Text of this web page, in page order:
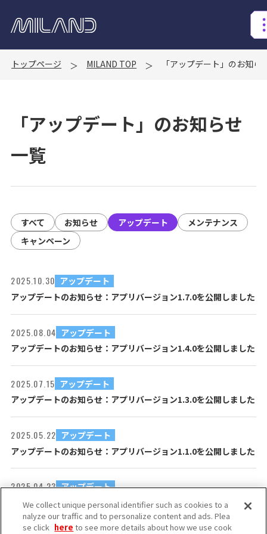
ログイン
Concept
コンテンツ
Download仕様
トップページ MILAND TOP 「アップデート」のお知ら
「アップデート」のお知らせ
一覧
すべて お知らせ アップデート
メンテナンス
キャンペーン
2025.10.30 アップデート
アップデートのお知らせ：アプリバージョン1.7.0を公開しました
2025.08.04 アップデート
アップデートのお知らせ：アプリバージョン1.4.0を公開しました
2025.07.15 アップデート
アップデートのお知らせ：アプリバージョン1.3.0を公開しました
2025.05.22 アップデート
アップデートのお知らせ：アプリバージョン1.1.0を公開しました
2025.04.23 アップデート
アップデートのお知らせ：ステッカー販売開始
We collect unique personal identifier such as cookies to a
nalyze our traffic and to personalize content and ads. Plea
se click here to see more details about how we use cook